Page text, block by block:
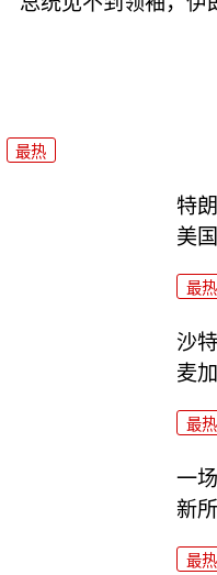
最热
特
美
最热
沙
麦
最热
一
新
最热